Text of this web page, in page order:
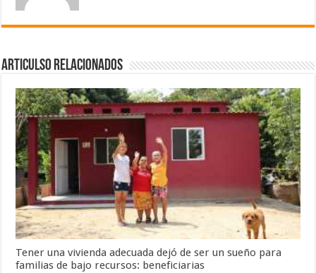
Articulso Relacionados
Tener una vivienda adecuada dejó de ser un sueño para
familias de bajo recursos: beneficiarias